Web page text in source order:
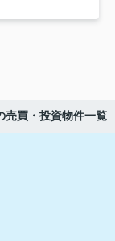
売買・投資物件一覧